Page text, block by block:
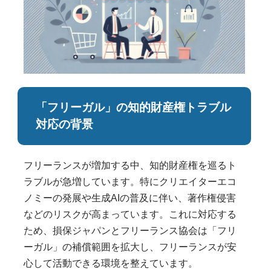
「フリーガル」の知的財産権トラブル
対応の背景
フリーランスが増加する中、知的財産権を巡るト
ラブルが急増しています。特にクリエイターエコ
ノミーの発展や生成AIの普及に伴い、著作権侵害
などのリスクが高まっています。これに対応する
ため、損保ジャパンとフリーランス協会は「フリ
ーガル」の補償範囲を拡大し、フリーランスが安
心して活動できる環境を整えています。